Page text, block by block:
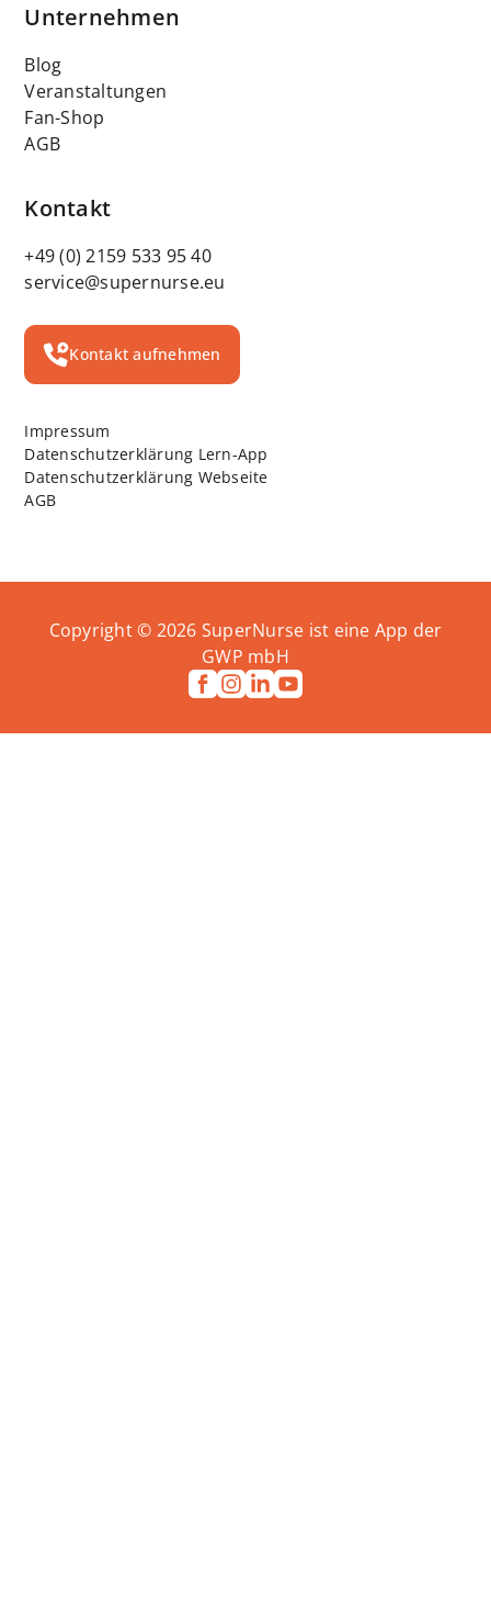
Unternehmen
Blog
Veranstaltungen
Fan-Shop
AGB
Kontakt
+49 (0) 2159 533 95 40
service@supernurse.eu
Kontakt aufnehmen
Impressum
Datenschutzerklärung Lern-App
Datenschutzerklärung Webseite
AGB
Copyright © 2026 SuperNurse ist eine App der
GWP mbH